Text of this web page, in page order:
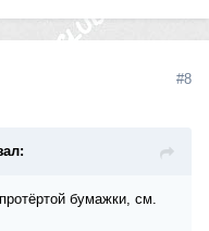
#8
бумажки, см.